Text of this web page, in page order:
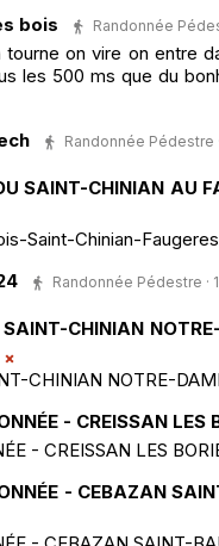
bois Randonnée
on vire on entre
les 500 ms que du
Randonnée Pédestre
SAINT-CHINIAN AU
Saint-Chinian-
Randonnée Pédestre ·
CHINIAN
CHINIAN NOTRE-
- CREISSAN LES
- CREISSAN LES
- CEBAZAN